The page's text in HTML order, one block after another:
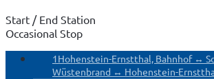
Start / End Station
Occasional Stop
1Hohenstein-Ernstthal, Bahnhof ↔
Wüstenbrand ↔ Hohenstein-